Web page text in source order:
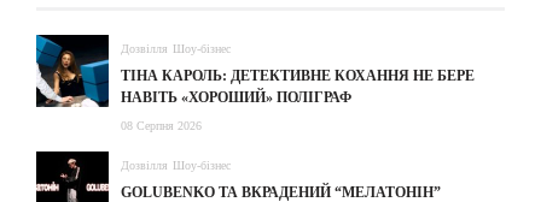
Дозвілля Шоу-бізнес
ТІНА КАРОЛЬ: ДЕТЕКТИВНЕ КОХАННЯ НЕ БЕРЕ
НАВІТЬ «ХОРОШИЙ» ПОЛІГРАФ
08 Серпня 2026
Дозвілля Шоу-бізнес
GOLUBENKO ТА ВКРАДЕНИЙ “МЕЛАТОНІН”